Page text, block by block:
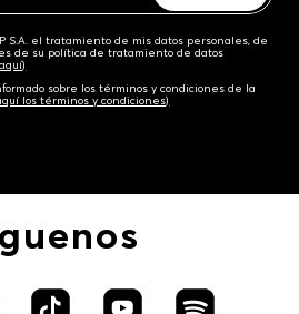
S.A. el tratamiento de mis datos personales, de
de su política de tratamiento de datos
sobre los términos y condiciones de la
los términos y condiciones)